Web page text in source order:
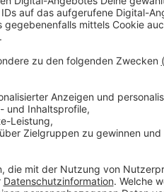
Flächenland mit
das erste Flächenland mit
Berlin. Der Entwurf wird nun
in Kraft treten.
in Deutschland, die